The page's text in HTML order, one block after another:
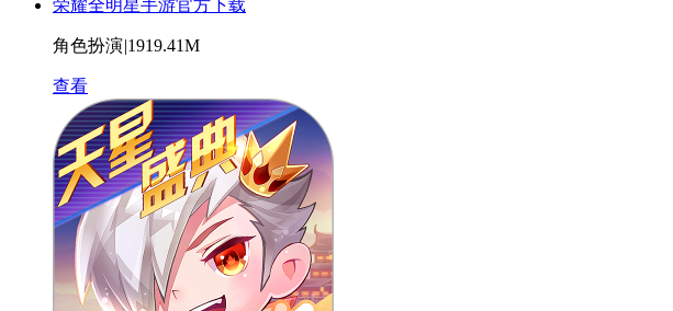
荣耀全明星手游官方下载
角色扮演|1919.41M
查看